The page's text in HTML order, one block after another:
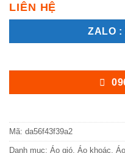
LIÊN HỆ
ZALO :
Mã: da56f43f39a2
Danh mục: Áo gió Áo khoác